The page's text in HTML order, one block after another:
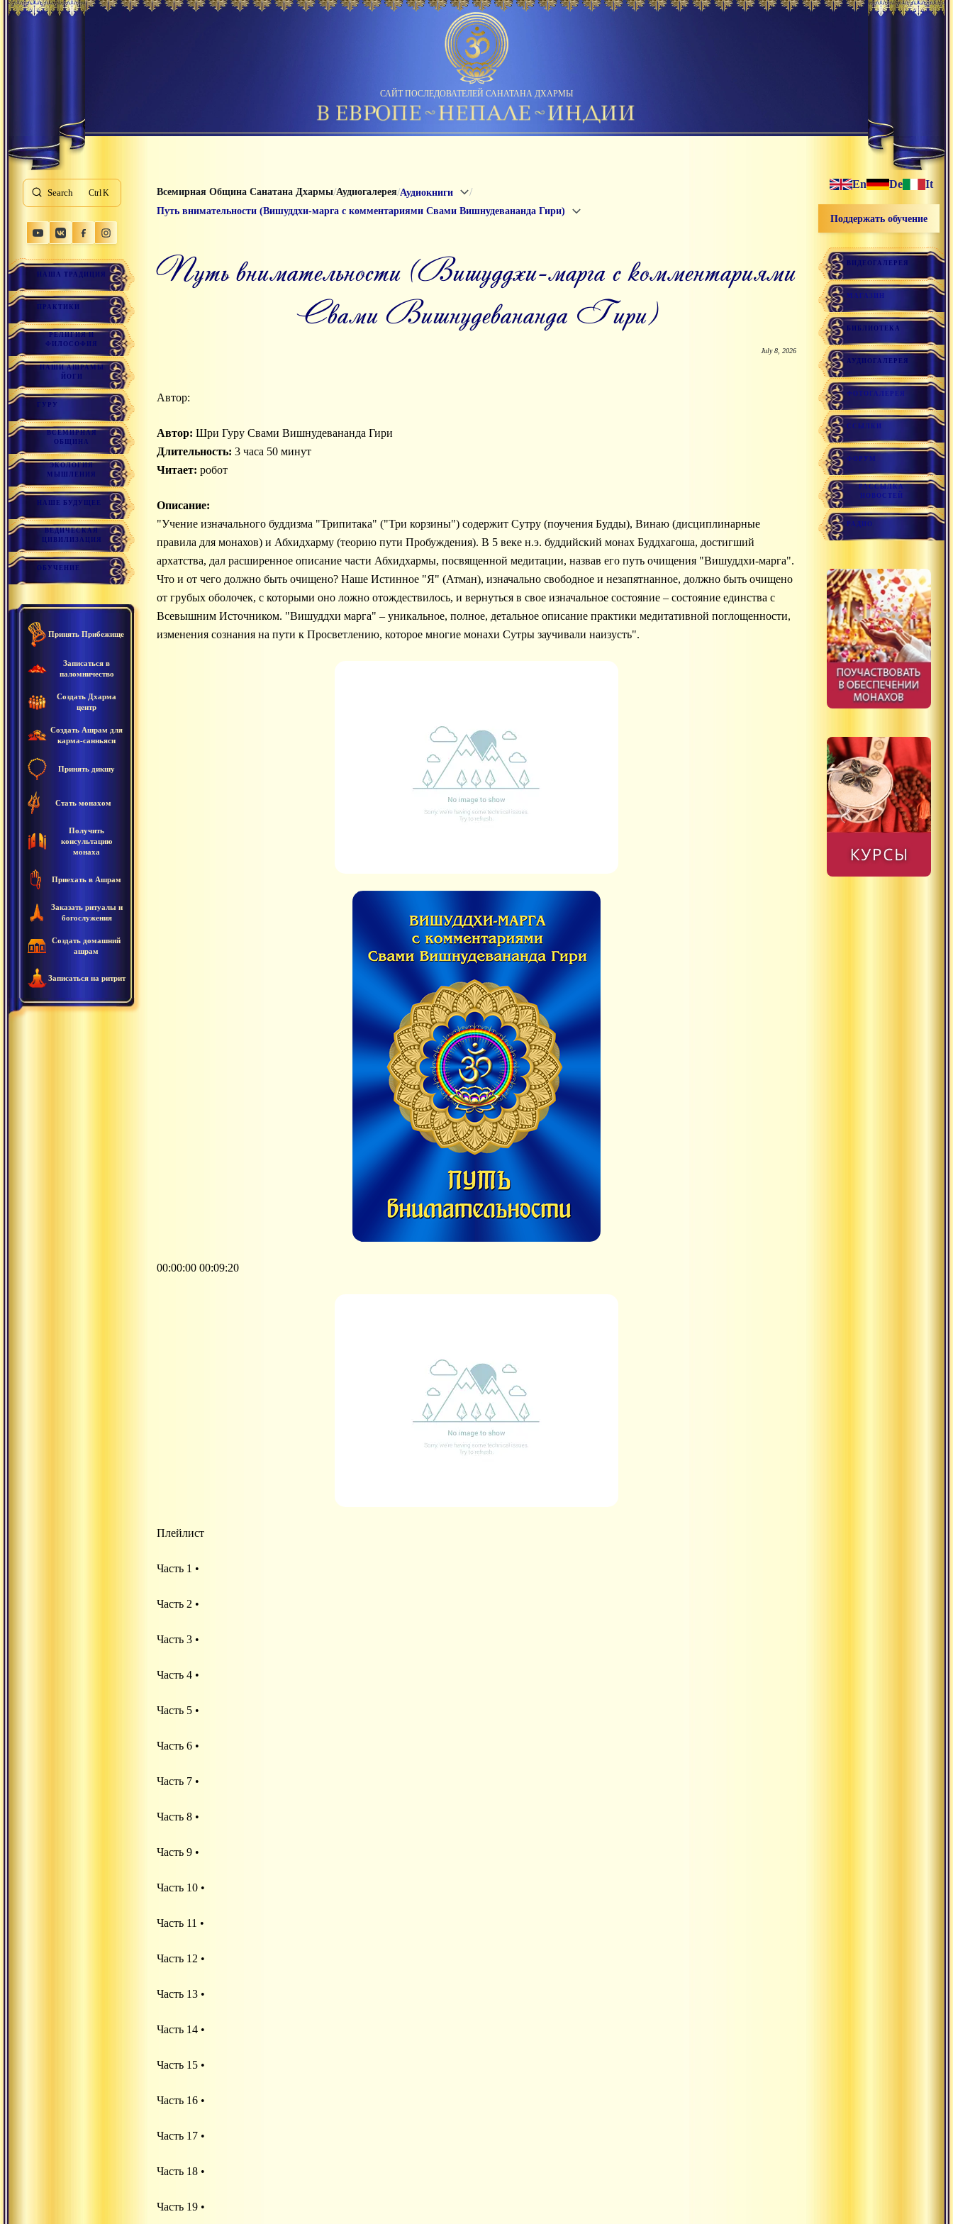
САЙТ ПОСЛЕДОВАТЕЛЕЙ САНАТАНА ДХАРМЫ
Search K
НАША ТРАДИЦИЯ
ПРАКТИКИ
РЕЛИГИЯ И
ФИЛОСОФИЯ
НАШИ АШРАМЫ
ЙОГИ
ГУРУ
ВСЕМИРНАЯ
ОБЩИНА
ЭКОЛОГИЯ
МЫШЛЕНИЯ
НАШЕ БУДУЩЕЕ
ВЕДИЧЕСКАЯ
ЦИВИЛИЗАЦИЯ
ОБУЧЕНИЕ
Принять Прибежище
Записаться в
паломничество
Создать Дхарма
центр
Создать Ашрам для
карма-санньяси
Принять дикшу
Стать монахом
Получить
консультацию
монаха
Приехать в Ашрам
Заказать ритуалы и
богослужения
Создать домашний
ашрам
Записаться на ритрит
Всемирная Община Санатана Дхармы/Аудиогалерея/Аудиокниги /
Путь внимательности (Вишуддхи-марга с комментариями Свами Вишнудевананда Гири)
Путь внимательности (Вишуддхи-марга с комментариями
Свами Вишнудевананда Гири)
July 8, 2026
Автор:
Автор: Шри Гуру Свами Вишнудевананда Гири
Длительность: 3 часа 50 минут
Читает: робот
Описание:
"Учение изначального буддизма "Трипитака" ("Три корзины") содержит Сутру (поучения Будды), Винаю (дисциплинарные
правила для монахов) и Абхидхарму (теорию пути Пробуждения). В 5 веке н.э. буддийский монах Буддхагоша, достигший
архатства, дал расширенное описание части Абхидхармы, посвященной медитации, назвав его путь очищения "Вишуддхи-марга".
Что и от чего должно быть очищено? Наше Истинное "Я" (Атман), изначально свободное и незапятнанное, должно быть очищено
от грубых оболочек, с которыми оно ложно отождествилось, и вернуться в свое изначальное состояние – состояние единства с
Всевышним Источником. "Вишуддхи марга" – уникальное, полное, детальное описание практики медитативной поглощенности,
изменения сознания на пути к Просветлению, которое многие монахи Сутры заучивали наизусть".
00:00:00 00:09:20
Плейлист
Часть 1 •
Часть 2 •
Часть 3 •
Часть 4 •
Часть 5 •
Часть 6 •
Часть 7 •
Часть 8 •
Часть 9 •
Часть 10 •
Часть 11 •
Часть 12 •
Часть 13 •
Часть 14 •
Часть 15 •
Часть 16 •
Часть 17 •
Часть 18 •
Часть 19 •
En De It
Поддержать обучение
ВИДЕОГАЛЕРЕЯ
МАГАЗИН
БИБЛИОТЕКА
АУДИОГАЛЕРЕЯ
ФОТОГАЛЕРЕЯ
ССЫЛКИ
ФОРУМ
РАССЫЛКА
НОВОСТЕЙ
РАДИО